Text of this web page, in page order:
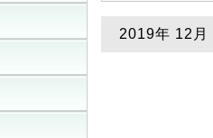
2019年 12月